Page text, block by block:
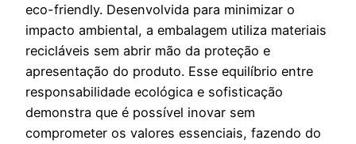
eco-friendly. Desenvolvida para minimizar o
impacto ambiental, a embalagem utiliza materiais
recicláveis sem abrir mão da proteção e
apresentação do produto. Esse equilíbrio entre
responsabilidade ecológica e sofisticação
demonstra que é possível inovar sem
comprometer os valores essenciais, fazendo do